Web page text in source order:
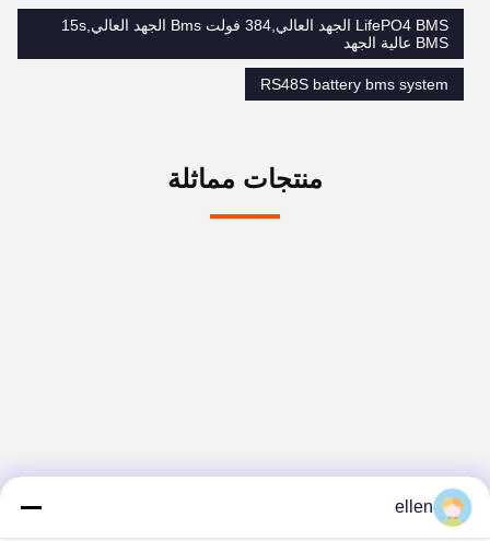
LifePO4 BMS الجهد العالي,384 فولت Bms الجهد العالي,15s
BMS عالية الجهد
RS48S battery bms system
منتجات مماثلة
ellen